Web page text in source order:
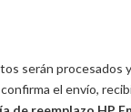
serán procesados
el envío,